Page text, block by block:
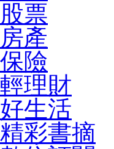
股票
房產
保險
輕理財
好生活
精彩書摘